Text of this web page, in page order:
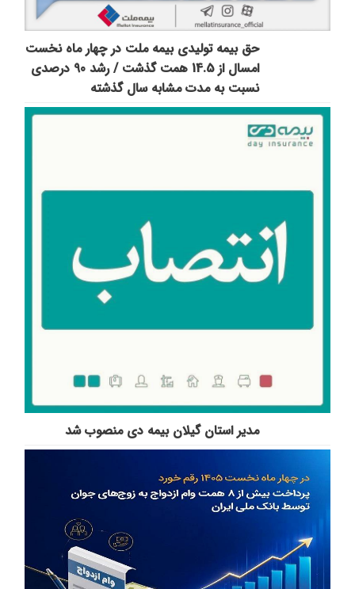
حق بیمه تولیدی بیمه ملت در چهار ماه نخست
امسال از 14.5 همت گذشت / رشد 90 درصدی
نسبت به مدت مشابه سال گذشته
مدیر استان گیلان بیمه دی منصوب شد